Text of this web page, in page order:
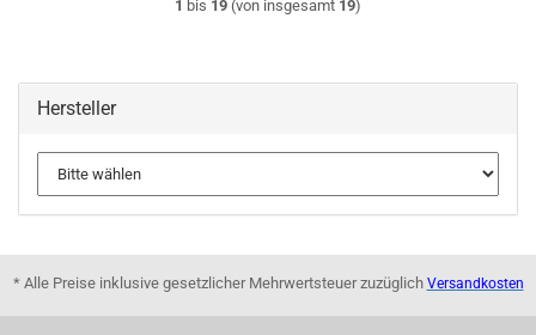
1 bis 19 (von insgesamt 19)
Hersteller
* Alle Preise inklusive gesetzlicher Mehrwertsteuer zuzüglich Versandkosten